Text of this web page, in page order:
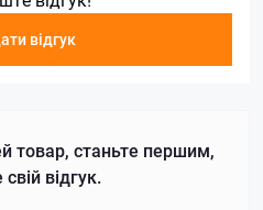
відгук
товар, станьте першим,
відгук.